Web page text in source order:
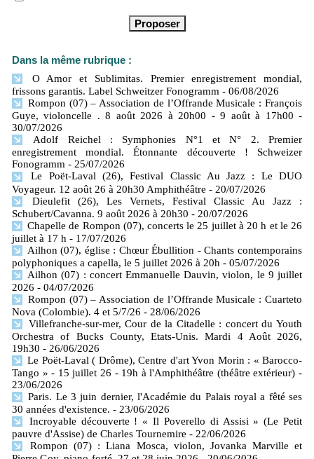
Dans la même rubrique :
O Amor et Sublimitas. Premier enregistrement mondial,
frissons garantis. Label Schweitzer Fonogramm - 06/08/2026
Rompon (07) – Association de l’Offrande Musicale : François
Guye, violoncelle . 8 août 2026 à 20h00 - 9 août à 17h00 -
30/07/2026
Adolf Reichel : Symphonies N°1 et N° 2. Premier
enregistrement mondial. Étonnante découverte ! Schweizer
Fonogramm - 25/07/2026
Le Poët-Laval (26), Festival Classic Au Jazz : Le DUO
Voyageur. 12 août 26 à 20h30 Amphithéâtre - 20/07/2026
Dieulefit (26), Les Vernets, Festival Classic Au Jazz :
Schubert/Cavanna. 9 août 2026 à 20h30 - 20/07/2026
Chapelle de Rompon (07), concerts le 25 juillet à 20 h et le 26
juillet à 17 h - 17/07/2026
Ailhon (07), église : Chœur Ébullition - Chants contemporains
polyphoniques a capella, le 5 juillet 2026 à 20h - 05/07/2026
Ailhon (07) : concert Emmanuelle Dauvin, violon, le 9 juillet
2026 - 04/07/2026
Rompon (07) – Association de l’Offrande Musicale : Cuarteto
Nova (Colombie). 4 et 5/7/26 - 28/06/2026
Villefranche-sur-mer, Cour de la Citadelle : concert du Youth
Orchestra of Bucks County, Etats-Unis. Mardi 4 Août 2026,
19h30 - 26/06/2026
Le Poët-Laval ( Drôme), Centre d'art Yvon Morin : « Barocco-
Tango » - 15 juillet 26 - 19h à l'Amphithéâtre (théâtre extérieur) -
23/06/2026
Paris. Le 3 juin dernier, l'Académie du Palais royal a fêté ses
30 années d'existence. - 23/06/2026
Incroyable découverte ! « Il Poverello di Assisi » (Le Petit
pauvre d'Assise) de Charles Tournemire - 22/06/2026
Rompon (07) : Liana Mosca, violon, Jovanka Marville et